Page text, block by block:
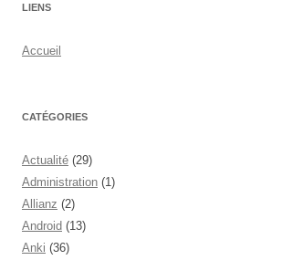
LIENS
Accueil
CATÉGORIES
Actualité (29)
Administration (1)
Allianz (2)
Android (13)
Anki (36)